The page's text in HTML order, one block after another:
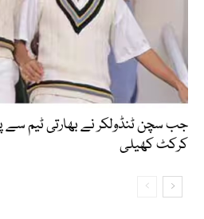
جب سچن ٹنڈولکر نے بھارتی ٹیم
کرکٹ کھیلی